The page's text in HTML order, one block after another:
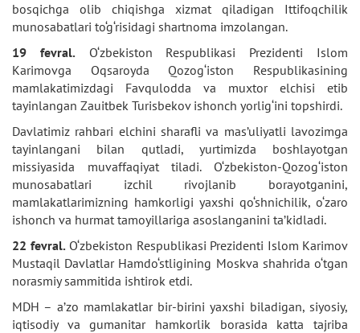
bosqichga olib chiqishga xizmat qiladigan Ittifoqchilik
munosabatlari to‘g‘risidagi shartnoma imzolangan.
19 fevral. O‘zbekiston Respublikasi Prezidenti Islom
Karimovga Oqsaroyda Qozog‘iston Respublikasining
mamlakatimizdagi Favqulodda va muxtor elchisi etib
tayinlangan Zauitbek Turisbekov ishonch yorlig‘ini topshirdi.
Davlatimiz rahbari elchini sharafli va mas’uliyatli lavozimga
tayinlangani bilan qutladi, yurtimizda boshlayotgan
missiyasida muvaffaqiyat tiladi. O‘zbekiston-Qozog‘iston
munosabatlari izchil rivojlanib borayotganini,
mamlakatlarimizning hamkorligi yaxshi qo‘shnichilik, o‘zaro
ishonch va hurmat tamoyillariga asoslanganini ta’kidladi.
22 fevral. O‘zbekiston Respublikasi Prezidenti Islom Karimov
Mustaqil Davlatlar Hamdo‘stligining Moskva shahrida o‘tgan
norasmiy sammitida ishtirok etdi.
MDH – a’zo mamlakatlar bir-birini yaxshi biladigan, siyosiy,
iqtisodiy va gumanitar hamkorlik borasida katta tajriba